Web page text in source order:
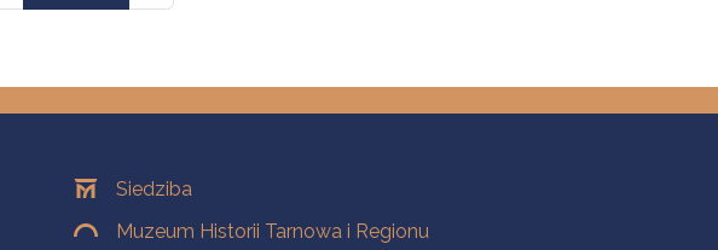
OddziałySiedziba
Muzeum Historii Tarnowa i Regionu